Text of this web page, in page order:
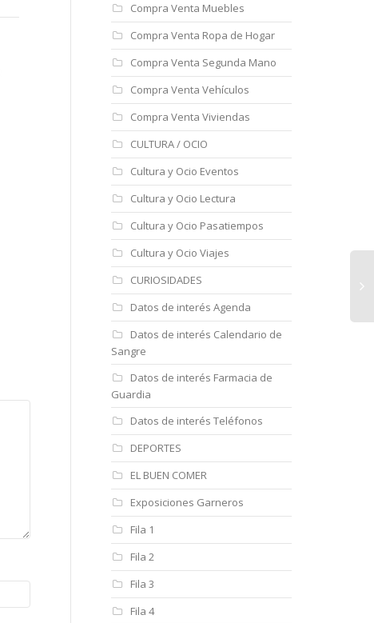
Una nueva técnica
transforma agua de mar
en agua potable en 30
NUEVA TÉCNICA
TRANSFORMA AGUA DE
MAR EN AGUA POTABLE
¿Que hay de bajo del hielo
de la Antártida?
http://www.youtube.com/watch?
v=yHZUbg5GM38
Compra Venta Muebles
Compra Venta Ropa de Hogar
Compra Venta Segunda Mano
Compra Venta Vehículos
Compra Venta Viviendas
CULTURA / OCIO
Cultura y Ocio Eventos
Cultura y Ocio Lectura
Cultura y Ocio Pasatiempos
Cultura y Ocio Viajes
CURIOSIDADES
Datos de interés Agenda
Datos de interés Calendario de
Sangre
Datos de interés Farmacia de
Guardia
Datos de interés Teléfonos
DEPORTES
EL BUEN COMER
Exposiciones Garneros
Fila 1
Fila 2
Fila 3
Fila 4